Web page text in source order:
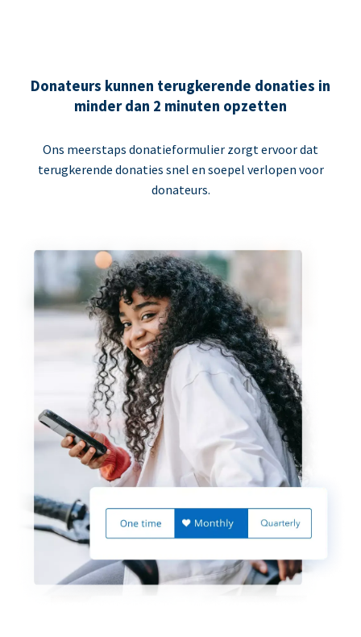
Donateurs kunnen terugkerende donaties in
minder dan 2 minuten opzetten
Ons meerstaps donatieformulier zorgt ervoor dat
terugkerende donaties snel en soepel verlopen voor
donateurs.